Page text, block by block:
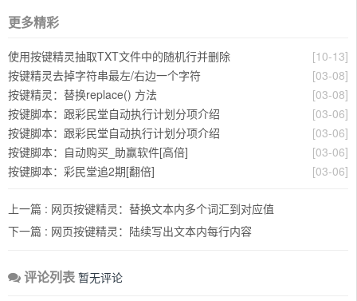
更多精彩
[10-13]
使用按键精灵抽取TXT文件中的随机行并删除
[03-08]
按键精灵去掉字符串最左/右边一个字符
[03-08]
按键精灵：替换replace() 方法
[03-06]
按键脚本：跟彩民堂自动执行计划分项介绍
[03-06]
按键脚本：跟彩民堂自动执行计划分项介绍
[03-06]
按键脚本：自动购买_助赢软件[高倍]
[03-06]
按键脚本：彩民堂追2期[翻倍]
上一篇 : 网页按键精灵：替换文本内多个词汇到对应值
下一篇 : 网页按键精灵：陆续写出文本内每行内容
评论列表 暂无评论